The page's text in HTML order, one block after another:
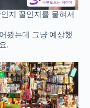
지 꿀인지를 뭍혀서
봤는데 그냥 예상했
.